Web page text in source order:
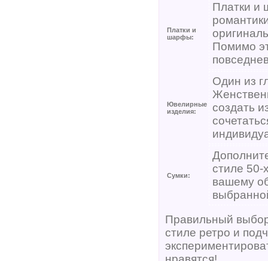
Платки и
шарфы:
Платки и
Помимо
Ювелирные
изделия:
Один из
создать
Сумки:
стиле 50-
вашему
Правильный
стиле ретро и